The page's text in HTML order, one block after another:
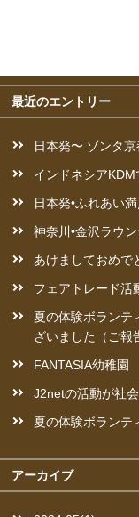
最近のエントリー
日本発〜 ゾンタ
インドネシアKDM
日本発•ふれあい
神奈川•金沢ラウ
あけましておめで
フェアトレード活
夏の体験ボランテ
ざいました（ご報
FANTASIA幼稚
J2netの活動が社
夏の体験ボランテ
アーカイブ